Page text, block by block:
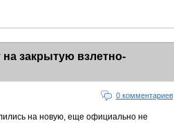
закрытую взлетно-
0 комментариев
на новую, еще официально не